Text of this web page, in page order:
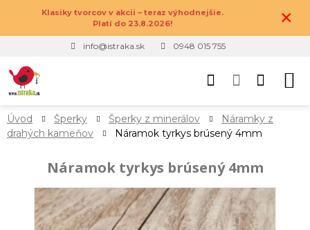
Klasiky tvorcov v akcii – teraz výhodnejšie.
Platí do 23.8.2026!
×
info@istraka.sk 0948 015 755
Úvod Šperky Šperky z minerálov
Náramky z
drahých kameňov
Náramok tyrkys brúsený 4mm
Náramok tyrkys brúsený 4mm